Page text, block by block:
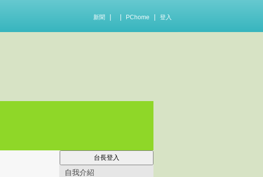
新聞 PChome 登入
自我介紹